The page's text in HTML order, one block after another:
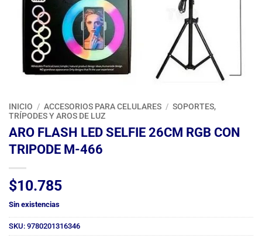
INICIO / ACCESORIOS PARA CELULARES / SOPORTES,
TRÍPODES Y AROS DE LUZ
ARO FLASH LED SELFIE 26CM RGB CON
TRIPODE M-466
$10.785
Sin existencias
SKU: 9780201316346